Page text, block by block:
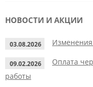
НОВОСТИ И АКЦИИ
03.08.2026 Изменения
09.02.2026
Оплата
работы